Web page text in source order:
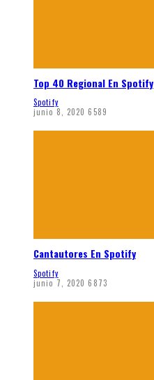
Top 40 Regional En Spotify
Spotify
junio 8, 2020 6589
Cantautores En Spotify
Spotify
junio 7, 2020 6873